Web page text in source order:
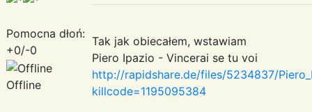
Pomocna dłoń:
+0/-0
Offline
Tak jak obiecałem, wstawiam
Piero Ipazio - Vincerai se tu voi
http://rapidshare.de/files/5234837/
killcode=1195095384